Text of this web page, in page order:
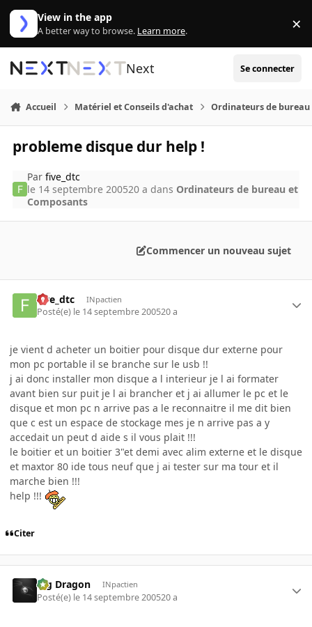
Aller au contenu
View in the app
A better way to browse. Learn more. ×
Next Se connecter
Accueil Matériel et Conseils d'achat Ordinateurs de bureau
probleme disque dur help !
Parfive_dtc
le 14 septembre 200520 a dans Ordinateurs de bureau et
Composants
Commencer un nouveau sujet
five_dtc INpactien
Posté(e) le 14 septembre 200520 a
je vient d acheter un boitier pour disque dur externe pour
mon pc portable il se branche sur le usb !!
j ai donc installer mon disque a l interieur je l ai formater
avant bien sur puit je l ai brancher et j ai allumer le pc et le
disque et mon pc n arrive pas a le reconnaitre il me dit bien
que c est un espace de stockage mes je n arrive pas a y
accedait un peut d aide s il vous plait !!!
le boitier et un boitier 3"et demi avec alim externe et le disque
et maxtor 80 ide tous neuf que j ai tester sur ma tour et il
marche bien !!!
help !!!
Citer
Big Dragon INpactien
Posté(e) le 14 septembre 200520 a